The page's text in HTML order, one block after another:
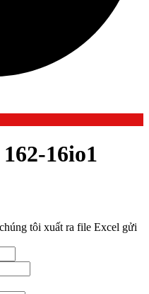
16io1
tôi xuất ra file Excel gửi